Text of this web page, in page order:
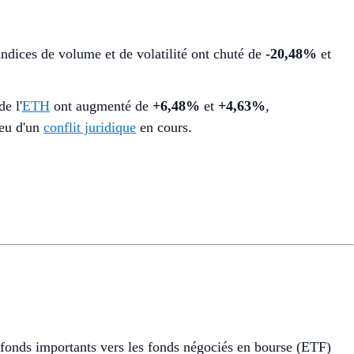
de volume et de volatilité ont chuté de -20,48% et
l'ETH ont augmenté de +6,48% et +4,63%,
d'un conflit juridique en cours.
importants vers les fonds négociés en bourse (ETF)